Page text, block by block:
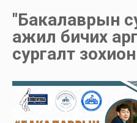
"Бакалаврын
ажил бичих
сургалт